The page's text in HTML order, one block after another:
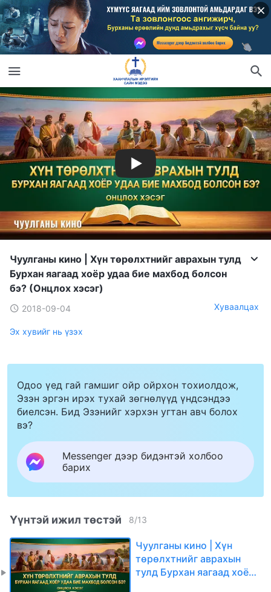
Чуулганы кино | Хүн төрөлхтнийг аврахын тулд
Бурхан яагаад хоёр удаа бие махбод болсон
бэ? (Онцлох хэсэг)
2018-09-04 Хуваалцах
Эх хувийг нь үзэх
Одоо үед гай гамшиг ойр ойрхон тохиолдож,
Эзэн эргэн ирэх тухай зөгнөлүүд үндсэндээ
биелсэн. Бид Эзэнийг хэрхэн угтан авч болох
вэ?
Messenger дээр бидэнтэй холбоо
барих
Үүнтэй ижил төстэй 8/13
Чуулганы кино | Хүн
төрөлхтнийг аврахын
тулд Бурхан яагаад хоёр